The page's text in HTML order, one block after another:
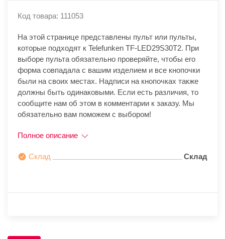
Код товара: 111053
На этой странице представлены пульт или пульты,
которые подходят к Telefunken TF-LED29S30T2. При
выборе пульта обязательно проверяйте, чтобы его
форма совпадала с вашим изделием и все кнопочки
были на своих местах. Надписи на кнопочках также
должны быть одинаковыми. Если есть различия, то
сообщите нам об этом в комментарии к заказу. Мы
обязательно вам поможем с выбором!
Полное описание
Склад Склад